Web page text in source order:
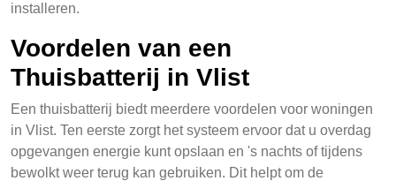
installeren.
Voordelen van een
Thuisbatterij in Vlist
Een thuisbatterij biedt meerdere voordelen voor woningen
in Vlist. Ten eerste zorgt het systeem ervoor dat u overdag
opgevangen energie kunt opslaan en 's nachts of tijdens
bewolkt weer terug kan gebruiken. Dit helpt om de